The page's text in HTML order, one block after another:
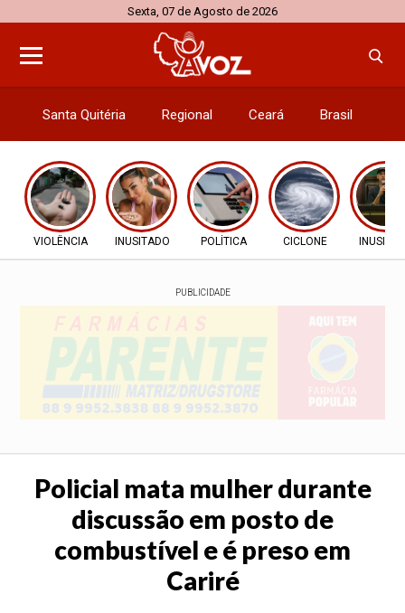
Sexta, 07 de Agosto de 2026
Santa Quitéria Regional Ceará Brasil
VIOLÊNCIA INUSITADO POLÍTICA CICLONE
PUBLICIDADE
Policial mata mulher durante
discussão em posto de
combustível e é preso em
Cariré